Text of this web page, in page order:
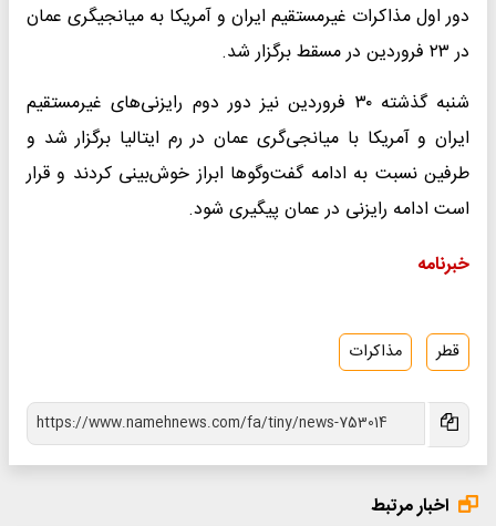
دور اول مذاکرات غیرمستقیم ایران و آمریکا به میانجیگری عمان
در ۲۳ فروردین در مسقط برگزار شد.
شنبه گذشته ۳۰ فروردین نیز دور دوم رایزنی‌های غیرمستقیم
ایران و آمریکا با میانجی‌گری عمان در رم ایتالیا برگزار شد و
طرفین نسبت به ادامه گفت‌وگوها ابراز خوش‌بینی کردند و قرار
است ادامه رایزنی در عمان پیگیری شود.
خبرنامه
قطر مذاکرات
اخبار مرتبط